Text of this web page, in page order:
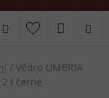
Hledat
KOŠÍK
/ Vědro UMBRIA
l černé